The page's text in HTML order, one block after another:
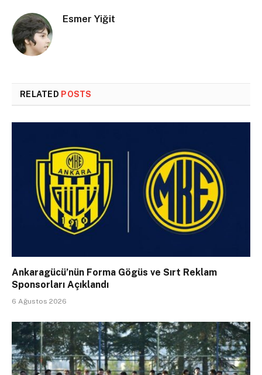
Esmer Yiğit
RELATED POSTS
Ankaragücü’nün Forma Gögüs ve Sırt Reklam
Sponsorları Açıklandı
6 Ağustos 2026